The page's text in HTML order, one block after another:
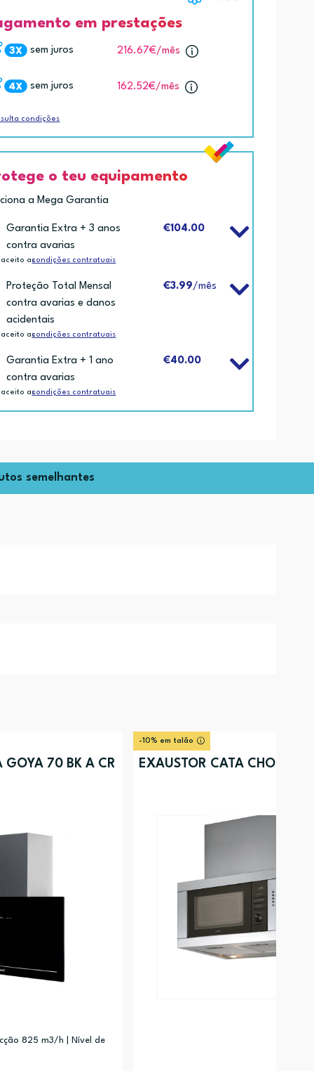
em prestações
sem juros 216.67€/mês
sem juros 162.52€/mês
condições
o teu equipamento
a Mega Garantia
Garantia Extra + 3 anos
contra avarias
€104.00
aceito ascondições contratuais
Proteção Total Mensal
contra avarias e danos
acidentais
€3.99/mês
aceito ascondições contratuais
Garantia Extra + 1 ano
contra avarias
€40.00
aceito ascondições contratuais
semelhantes
GOYA 70 BK A CR
825 m3/h | Nível de
-10% em talão
EXAUSTOR CATA CHORUS